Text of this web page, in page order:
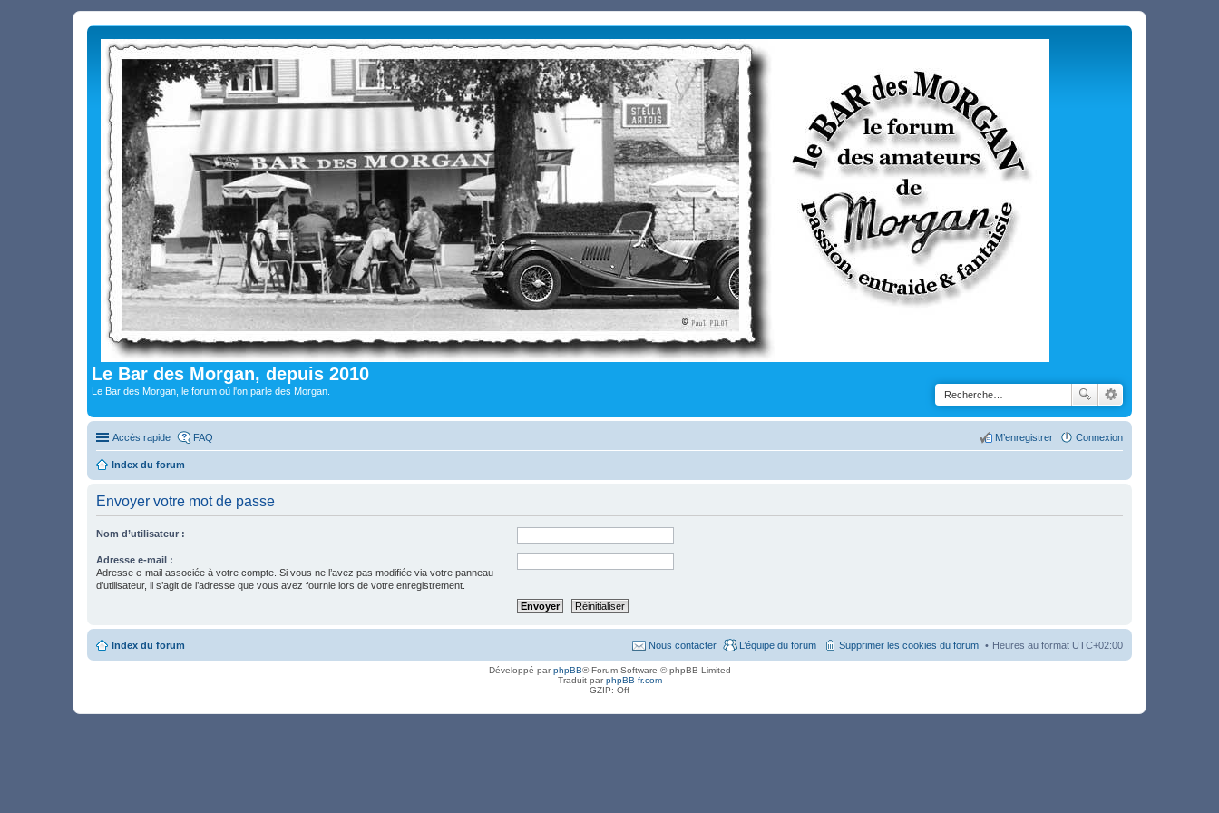
Le Bar des Morgan, depuis 2010
Le Bar des Morgan, le forum où l'on parle des Morgan.
Accès rapide FAQ Connexion
M’enregistrer
Index du forum
Envoyer votre mot de passe
Nom d’utilisateur :
Adresse e-mail :
Adresse e-mail associée à votre compte. Si vous ne l’avez pas modifiée via votre panneau
d’utilisateur, il s’agit de l’adresse que vous avez fournie lors de votre enregistrement.
Index du forum Heures au format UTC+02:00
Supprimer les cookies du forum
L’équipe du forum
Nous contacter
Développé parphpBB® Forum Software © phpBB Limited
Traduit parphpBB-fr.com
GZIP: Off